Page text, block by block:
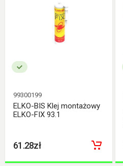
99300199
ELKO-BIS Klej montażowy
ELKO-FIX 93.1
61.28zł